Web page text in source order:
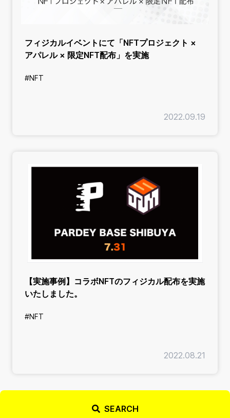
フィジカルイベントにて「NFTプロジェクト ×
アパレル × 限定NFT配布」を実施
#NFT
2022.09.19
【実施事例】コラボNFTのフィジカル配布を実施
いたしました。
#NFT
2022.08.21
SEARCH